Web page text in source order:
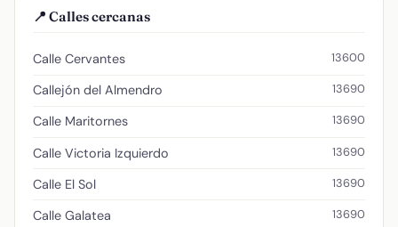
📍 Calles cercanas
Calle Cervantes 13600
Callejón del Almendro 13690
Calle Maritornes 13690
Calle Victoria Izquierdo 13690
Calle El Sol 13690
Calle Galatea 13690